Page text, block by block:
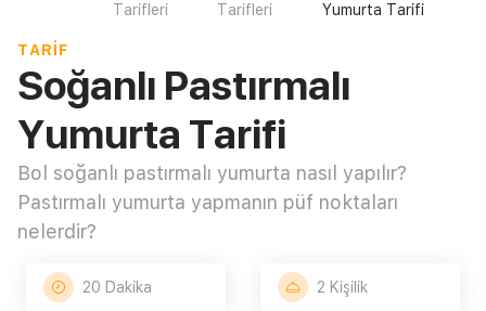
Tarifleri
Tarifleri
Yumurta Tarifi
TARIF
Soğanlı Pastırmalı
Yumurta Tarifi
Bol soğanlı pastırmalı yumurta nasıl yapılır?
Pastırmalı yumurta yapmanın püf noktaları
nelerdir?
20 Dakika 2 Kişilik